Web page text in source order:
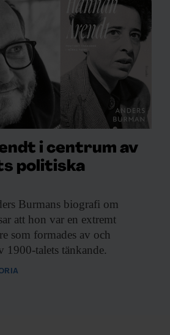
i centrum av
politiska
Burmans biografi om
att hon var en extremt
som formades av och
1900-talets tänkande.